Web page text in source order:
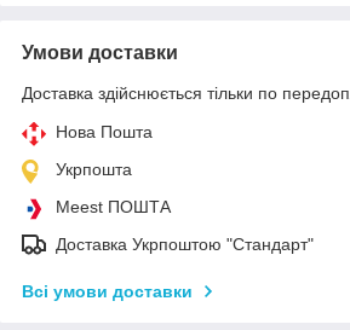
Умови доставки
Доставка здійснюється тільки по
Нова Пошта
Укрпошта
Meest ПОШТА
Доставка Укрпоштою "Стандарт"
Всі умови доставки